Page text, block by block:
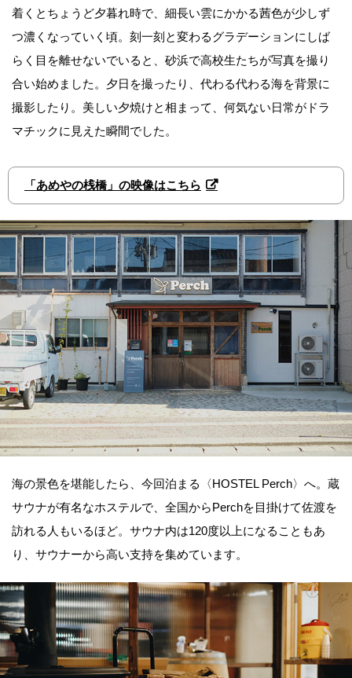
着くとちょうど夕暮れ時で、細長い雲にかかる茜色が少しず
つ濃くなっていく頃。刻一刻と変わるグラデーションにしば
らく目を離せないでいると、砂浜で高校生たちが写真を撮り
合い始めました。夕日を撮ったり、代わる代わる海を背景に
撮影したり。美しい夕焼けと相まって、何気ない日常がドラ
マチックに見えた瞬間でした。
「あめやの桟橋」の映像はこちら
海の景色を堪能したら、今回泊まる〈HOSTEL Perch〉へ。蔵
サウナが有名なホステルで、全国からPerchを目掛けて佐渡を
訪れる人もいるほど。サウナ内は120度以上になることもあ
り、サウナーから高い支持を集めています。